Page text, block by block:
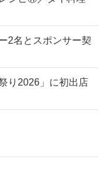
2名とスポンサー契
り2026」に初出店